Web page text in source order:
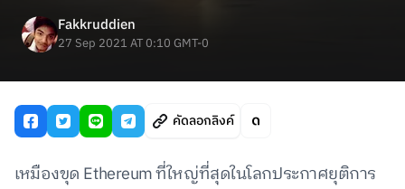
Fakkruddien
27 Sep 2021 AT 0:10 GMT-0
คัดลอกลิงค์
เหมืองขุด Ethereum ที่ใหญ่ที่สุดในโลกประกาศยุติการ